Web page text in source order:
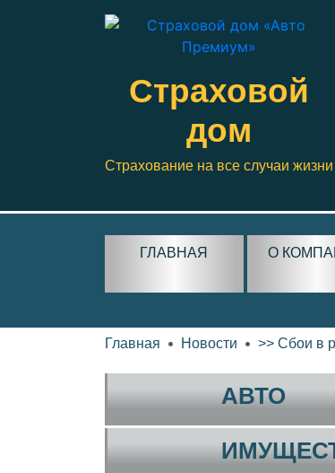
Страховой
дом
Страхование на все случаи жизни
ГЛАВНАЯ О
Главная Новости >> Сбои в
АВТО